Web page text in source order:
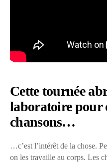
Cette tournée
laboratoire pour
chansons…
…c’est l’intérêt de la chose.
on les travaille au corps. Les